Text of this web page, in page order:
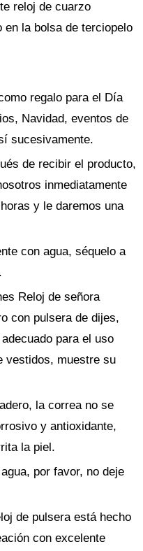
reloj de cuarzo
en la bolsa de terciopelo
regalo para el Día
Navidad, eventos de
sucesivamente.
de recibir el producto,
inmediatamente
y le daremos una
con agua, séquelo a
Reloj de señora
con pulsera de dijes,
para el uso
vestidos, muestre su
la correa no se
y antioxidante,
la piel.
por favor, no deje
de pulsera está hecho
con excelente